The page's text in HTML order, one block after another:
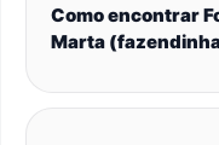
Como encontrar
Marta